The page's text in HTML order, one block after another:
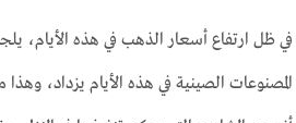
في ظل ارتفاع أسعار الذهب في هذه الأيام،
المصنوعات الصينية في هذه الأيام يزداد،